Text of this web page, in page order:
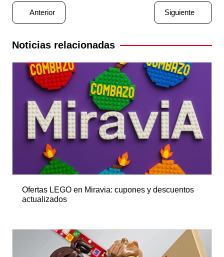
Navegación
de
entradas
Anterior Siguiente
Noticias relacionadas
Ofertas LEGO en Miravia: cupones y descuentos
actualizados